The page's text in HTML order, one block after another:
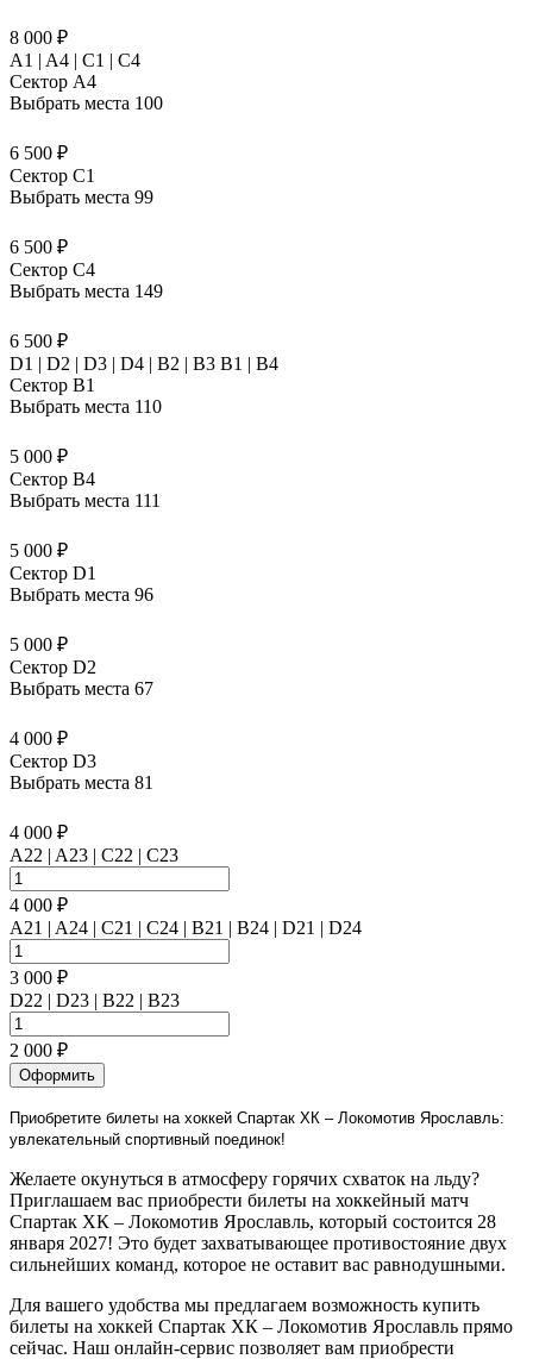
8 000 ₽
A1 | A4 | C1 | C4
Сектор A4
Выбрать места 100
6 500 ₽
Сектор C1
Выбрать места 99
6 500 ₽
Сектор C4
Выбрать места 149
6 500 ₽
D1 | D2 | D3 | D4 | B2 | B3 B1 | В4
Сектор B1
Выбрать места 110
5 000 ₽
Сектор B4
Выбрать места 111
5 000 ₽
Сектор D1
Выбрать места 96
5 000 ₽
Сектор D2
Выбрать места 67
4 000 ₽
Сектор D3
Выбрать места 81
4 000 ₽
A22 | A23 | C22 | C23
4 000 ₽
A21 | A24 | C21 | C24 | B21 | B24 | D21 | D24
3 000 ₽
D22 | D23 | B22 | B23
2 000 ₽
Оформить
Приобретите билеты на хоккей Спартак ХК – Локомотив Ярославль:
увлекательный спортивный поединок!
Желаете окунуться в атмосферу горячих схваток на льду?
Приглашаем вас приобрести билеты на хоккейный матч
Спартак ХК – Локомотив Ярославль, который состоится 28
января 2027! Это будет захватывающее противостояние двух
сильнейших команд, которое не оставит вас равнодушными.
Для вашего удобства мы предлагаем возможность купить
билеты на хоккей Спартак ХК – Локомотив Ярославль прямо
сейчас. Наш онлайн-сервис позволяет вам приобрести